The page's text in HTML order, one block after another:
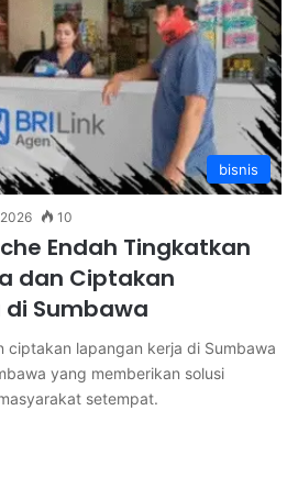
bisnis
10
Endah Tingkatkan
dan Ciptakan
Sumbawa
ciptakan lapangan kerja di Sumbawa
yang memberikan solusi
setempat.